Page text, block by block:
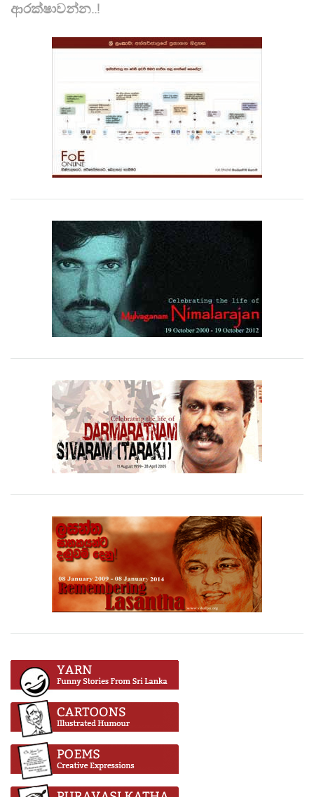
ආරක්ෂාවන්න..!